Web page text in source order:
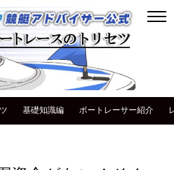
基礎知識編 ボートレーサー紹介